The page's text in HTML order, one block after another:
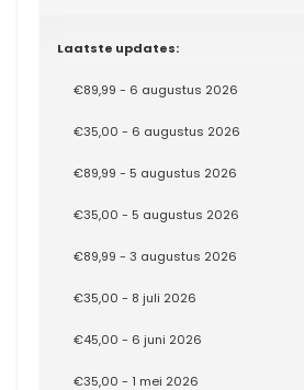
Laatste updates:
€89,99 - 6 augustus 2026
€35,00 - 6 augustus 2026
€89,99 - 5 augustus 2026
€35,00 - 5 augustus 2026
€89,99 - 3 augustus 2026
€35,00 - 8 juli 2026
€45,00 - 6 juni 2026
€35,00 - 1 mei 2026